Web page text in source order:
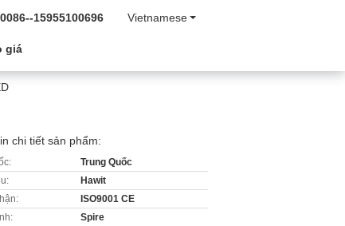
Vietnamese
0086--15955100696
giá
chi tiết sản phẩm:
Trung Quốc
Hawit
ISO9001 CE
Spire